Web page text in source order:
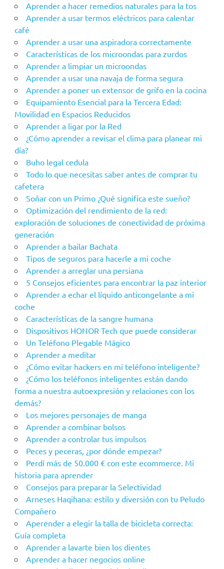
Aprender a hacer remedios naturales para la tos
Aprender a usar termos eléctricos para calentar
café
Aprender a usar una aspiradora correctamente
Características de los microondas para zurdos
Aprender a limpiar un microondas
Aprender a usar una navaja de forma segura
Aprender a poner un extensor de grifo en la cocina
Equipamiento Esencial para la Tercera Edad:
Movilidad en Espacios Reducidos
Aprender a ligar por la Red
¿Cómo aprender a revisar el clima para planear mi
día?
Buho legal cedula
Todo lo que necesitas saber antes de comprar tu
cafetera
Soñar con un Primo ¿Qué significa este sueño?
Optimización del rendimiento de la red:
exploración de soluciones de conectividad de próxima
generación
Aprender a bailar Bachata
Tipos de seguros para hacerle a mi coche
Aprender a arreglar una persiana
5 Consejos eficientes para encontrar la paz interior
Aprender a echar el líquido anticongelante a mi
coche
Características de la sangre humana
Dispositivos HONOR Tech que puede considerar
Un Teléfono Plegable Mágico
Aprender a meditar
¿Cómo evitar hackers en mi teléfono inteligente?
¿Cómo los teléfonos inteligentes están dando
forma a nuestra autoexpresión y relaciones con los
demás?
Los mejores personajes de manga
Aprender a combinar bolsos
Aprender a controlar tus impulsos
Peces y peceras, ¿por dónde empezar?
Perdí más de 50.000 € con este ecommerce. Mi
historia para aprender
Consejos para preparar la Selectividad
Arneses Haqihana: estilo y diversión con tu Peludo
Compañero
Aperender a elegir la talla de bicicleta correcta:
Guía completa
Aprender a lavarte bien los dientes
Aprender a hacer negocios online